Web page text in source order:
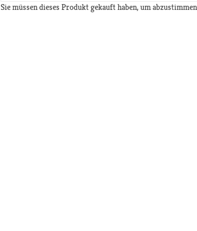
Sie müssen dieses Produkt gekauft haben, um